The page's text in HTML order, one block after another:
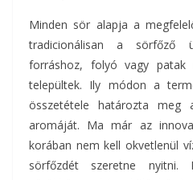
Minden sör alapja a
tradicionálisan a sörfőző
forráshoz, folyó vagy patak
települtek. Ily módon a
összetétele határozta meg
aromáját. Ma már az
korában nem kell okvetlenül
sörfőzdét szeretne nyitni.